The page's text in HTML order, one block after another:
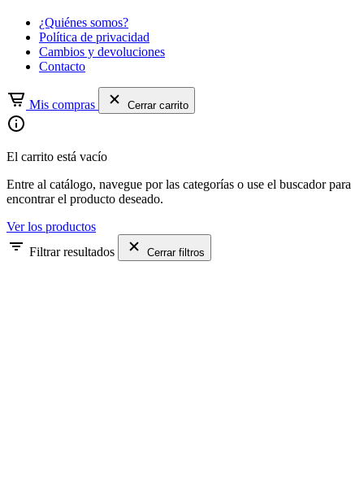
¿Quiénes somos?
Política de privacidad
Cambios y devoluciones
Contacto
Mis compras Cerrar carrito
El carrito está vacío
Entre al catálogo, navegue por las categorías o use el buscador para
encontrar el producto deseado.
Ver los productos
Filtrar resultados
Cerrar filtros